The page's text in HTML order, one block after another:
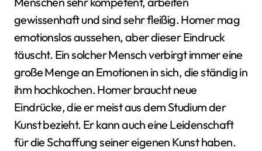
gewissenhaft und sind sehr fleißig. Homer mag
emotionslos aussehen, aber dieser Eindruck
täuscht. Ein solcher Mensch verbirgt immer eine
große Menge an Emotionen in sich, die ständig in
ihm hochkochen. Homer braucht neue
Eindrücke, die er meist aus dem Studium der
Kunst bezieht. Er kann auch eine Leidenschaft
für die Schaffung seiner eigenen Kunst haben.